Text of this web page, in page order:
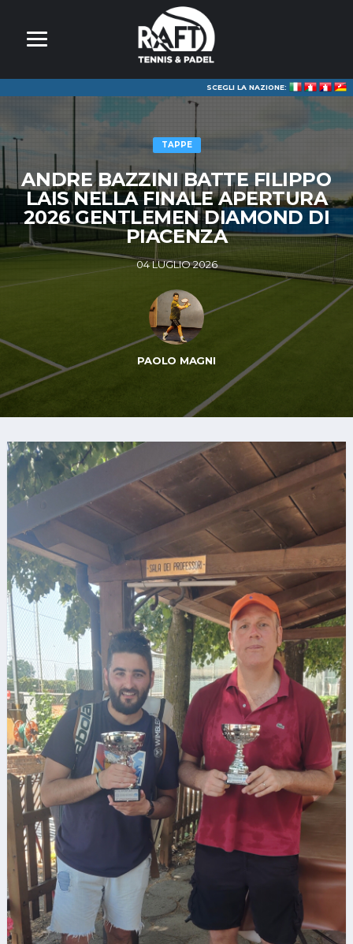
SCEGLI LA NAZIONE:
TAPPE
ANDRE BAZZINI BATTE FILIPPO
LAIS NELLA FINALE APERTURA
2026 GENTLEMEN DIAMOND DI
PIACENZA
04 LUGLIO 2026
PAOLO MAGNI